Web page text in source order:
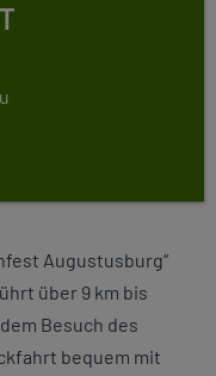
Augustusburg“
über 9 km bis
Besuch des
bequem mit